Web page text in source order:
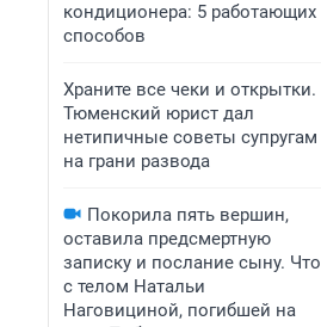
кондиционера: 5 работающих
способов
Храните все чеки и открытки.
Тюменский юрист дал
нетипичные советы супругам
на грани развода
Покорила пять вершин,
оставила предсмертную
записку и послание сыну. Что
с телом Натальи
Наговициной, погибшей на